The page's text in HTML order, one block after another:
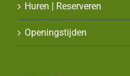
Huren | Reserveren
Openingstijden